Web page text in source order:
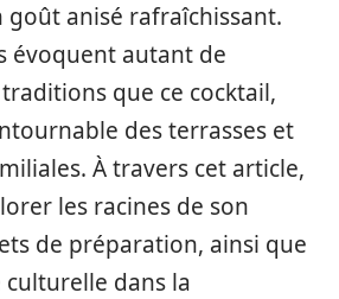
goût anisé rafraîchissant.
évoquent autant de
que ce cocktail,
des terrasses et
À travers cet article,
les racines de son
de préparation, ainsi que
dans la